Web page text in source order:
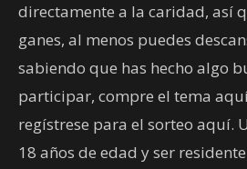
directamente a la caridad, así
ganes, al menos puedes
sabiendo que has hecho algo
participar, compre el tema
regístrese para el sorteo aquí.
18 años de edad y ser